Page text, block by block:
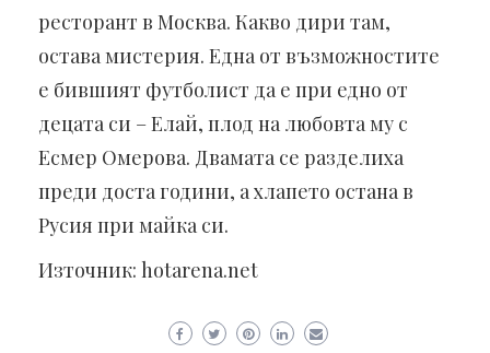
ресторант в Москва. Какво дири там,
остава мистерия. Една от възможностите
е бившият футболист да е при едно от
децата си – Елай, плод на любовта му с
Есмер Омерова. Двамата се разделиха
преди доста години, а хлапето остана в
Русия при майка си.
Източник: hotarena.net